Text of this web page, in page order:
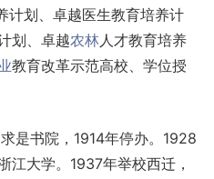
计划、卓越医生教育培养计
划、卓越农林人才教育培养
教育改革示范高校、学位授
是书院，1914年停办。1928
江大学。1937年举校西迁，